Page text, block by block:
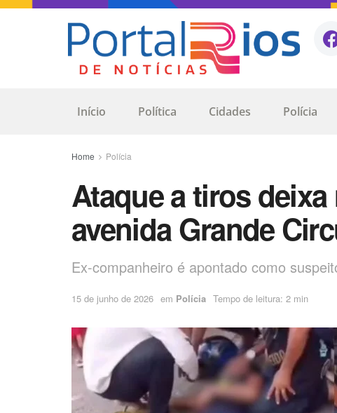
Início Política Cidades Polícia
Home Polícia
Ataque a tiros
avenida Grande
Ex-companheiro é apontado como
15 de junho de 2026 em Polícia Tempo de leitura: 2 min